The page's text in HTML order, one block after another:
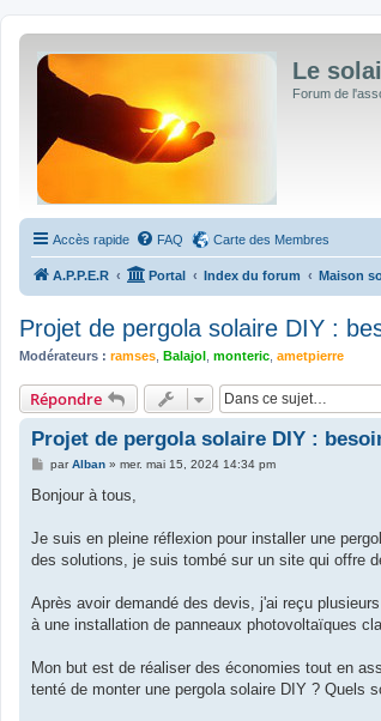
Le
Forum de
Accès rapide FAQ Carte des Membres
A.P.P.E.R Portal Index du forum Maison
Projet de pergola solaire DIY :
Modérateurs : ramses Balajol monteric ametpierre
Répondre
Projet de pergola solaire DIY :
M
s
g
parAlban» mer. mai 15, 2024 14:34 pm
Bonjour à tous,
Je suis en pleine réflexion pour installer une
des solutions, je suis tombé sur un site qui offre
Après avoir demandé des devis, j'ai reçu
à une installation de panneaux photovoltaïques
Mon but est de réaliser des économies tout en
tenté de monter une pergola solaire DIY ? Quels